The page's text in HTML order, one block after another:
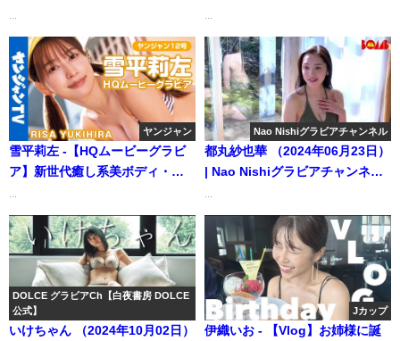
ゃんねる【東雲うみ】さんより
パ！』ならDVDが視聴できる♪ #
福井梨莉華（2025年01月27日）
| 週プレChannel【集英社 週刊プ
レイボーイ公式】さんより
ヤンジャン
雪平莉左 -【HQムービーグラビ
ア】新世代癒し系美ボディ・雪
一度の初めての挑戦を控えた新
世代癒し系お姉さんの水着撮影
に没入密着！【メイキング】
（2022年02月17日） | ヤンジャ
ンTV【集英社ヤングジャンプ公
式】さんより
Nao Nishiグラビアチャンネル
都丸紗也華 （2024年06月23日）
| Nao Nishiグラビアチャンネル
DOLCE グラビアCh【白夜書房 DOLCE
公式】
いけちゃん （2024年10月02日）
Jカップ
伊織いお - 【Vlog】お姉様に誕